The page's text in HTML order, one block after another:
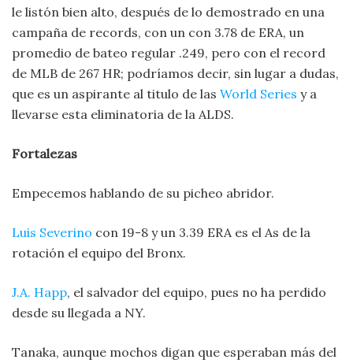
le listón bien alto, después de lo demostrado en una
campaña de records, con un con 3.78 de ERA, un
promedio de bateo regular .249, pero con el record
de MLB de 267 HR; podríamos decir, sin lugar a dudas,
que es un aspirante al titulo de las World Series y a
llevarse esta eliminatoria de la ALDS.
Fortalezas
Empecemos hablando de su picheo abridor.
Luis Severino con 19-8 y un 3.39 ERA es el As de la
rotación el equipo del Bronx.
J.A. Happ, el salvador del equipo, pues no ha perdido
desde su llegada a NY.
Tanaka, aunque mochos digan que esperaban más del